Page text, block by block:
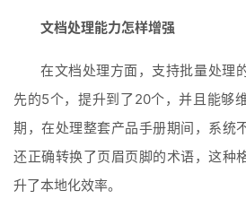
文档处理能力怎样增强
在文档处理方面，支持批量处理
先的5个，提升到了20个，并且能够
期，在处理整套产品手册期间，系统
还正确转换了页眉页脚的术语，这种
升了本地化效率。